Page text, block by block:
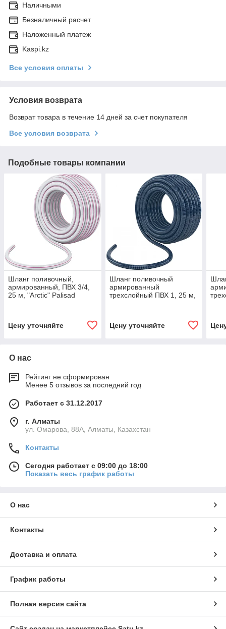
Наличными
Безналичный расчет
Наложенный платеж
Kaspi.kz
Все условия оплаты
Условия возврата
Возврат товара в течение 14 дней за счет покупателя
Все условия возврата
Подобные товары компании
Шланг поливочный,
армированный, ПВХ 3/4,
25 м, "Arctic" Palisad
Цену уточняйте
Шланг поливочный
армированный
трехслойный ПВХ 1, 25 м,
Цену уточняйте
О нас
Рейтинг не сформирован
Менее 5 отзывов за последний год
Работает с 31.12.2017
г. Алматы
ул. Омарова, 88А, Алматы, Казахстан
Контакты
Сегодня работает с 09:00 до 18:00
Показать весь график работы
О нас
Контакты
Доставка и оплата
График работы
Полная версия сайта